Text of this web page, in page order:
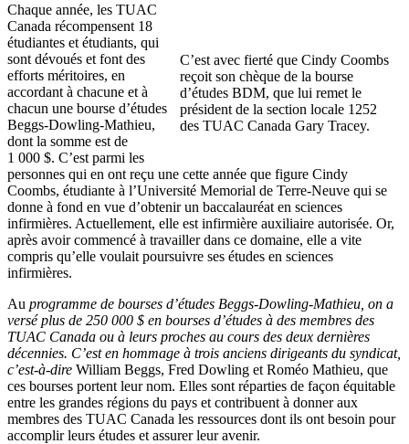
C’est avec fierté que Cindy Coombs
reçoit son chèque de la bourse
d’études BDM, que lui remet le
président de la section locale 1252
des TUAC Canada Gary Tracey.
Chaque année, les TUAC
Canada récompensent 18
étudiantes et étudiants, qui
sont dévoués et font des
efforts méritoires, en
accordant à chacune et à
chacun une bourse d’études
Beggs-Dowling-Mathieu,
dont la somme est de
1 000 $. C’est parmi les
personnes qui en ont reçu une cette année que figure Cindy
Coombs, étudiante à l’Université Memorial de Terre-Neuve qui se
donne à fond en vue d’obtenirun baccalauréat en sciences
infirmières. Actuellement, elle est infirmière auxiliaire autorisée. Or,
après avoir commencé à travailler dans ce domaine, elle a vite
compris qu’elle voulait poursuivre ses études en sciences
infirmières.
Au programme de bourses d’études Beggs-Dowling-Mathieu , on a
verséplus de 250 000 $ en bourses d’études à des membres des
TUAC Canada ou à leurs proches au cours des deux dernières
décennies. C’esten hommage à trois anciens dirigeants du syndicat,
c’est-à-dire William Beggs, Fred Dowling et Roméo Mathieu, que
ces bourses portent leurnom. Elles sont réparties de façon équitable
entre les grandes régions du pays et contribuent à donneraux
membres des TUAC Canada les ressources dont ils ont besoin pour
accomplir leurs études et assurer leur avenir.